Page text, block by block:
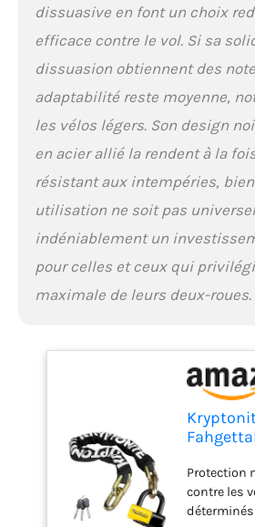
dissuasive en font un choix
efficace contre le vol. Si sa
dissuasion obtiennent des
adaptabilité reste moyenne,
les vélos légers. Son design
en acier allié la rendent à la
résistant aux intempéries,
utilisation ne soit pas
indéniablement un
pour celles et ceux qui
maximale de leurs deux-roues.
Antivol U
au
trempé,
Protection
contre les